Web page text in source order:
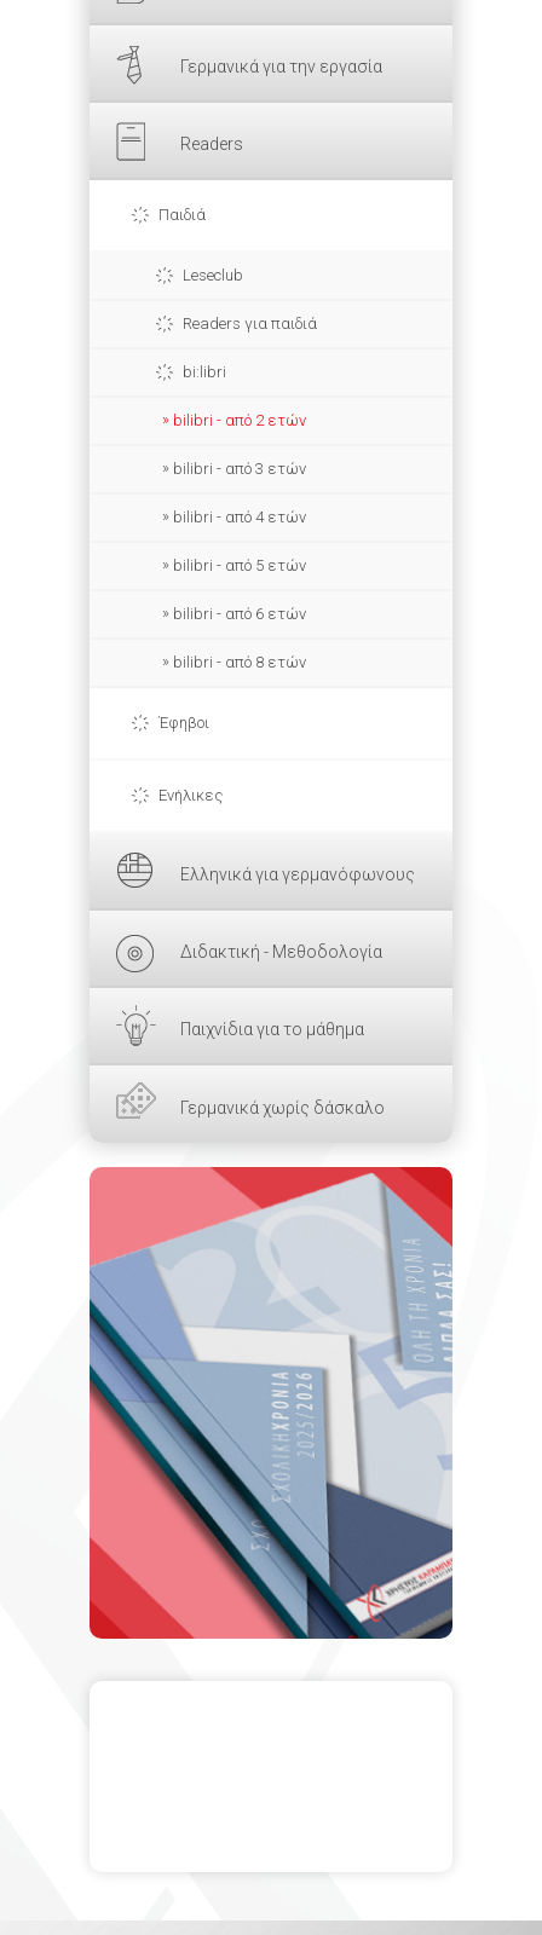
Γερμανικά για την εργασία
Readers
Παιδιά
Leseclub
Readers για παιδιά
bi:libri
bilibri - από 2 ετών
bilibri - από 3 ετών
bilibri - από 4 ετών
bilibri - από 5 ετών
bilibri - από 6 ετών
bilibri - από 8 ετών
Έφηβοι
Ενήλικες
Ελληνικά για γερμανόφωνους
Διδακτική - Μεθοδολογία
Παιχνίδια για το μάθημα
Γερμανικά χωρίς δάσκαλο